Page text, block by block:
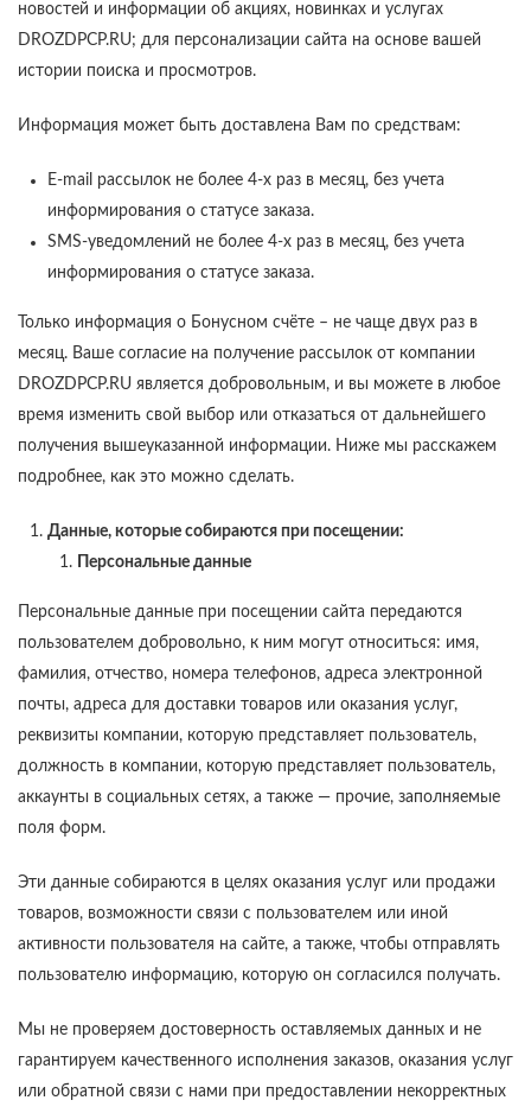
новостей и информации об акциях, новинках и услугах
DROZDPCP.RU; для персонализации сайта на основе вашей
истории поиска и просмотров.
Информация может быть доставлена Вам по средствам:
E-mail рассылок не более 4-х раз в месяц, без учета
информирования о статусе заказа.
SMS-уведомлений не более 4-х раз в месяц, без учета
информирования о статусе заказа.
Только информация о Бонусном счёте – не чаще двух раз в
месяц. Ваше согласие на получение рассылок от компании
DROZDPCP.RU является добровольным, и вы можете в любое
время изменить свой выбор или отказаться от дальнейшего
получения вышеуказанной информации. Ниже мы расскажем
подробнее, как это можно сделать.
Данные, которые собираются при посещении:
Персональные данные
Персональные данные при посещении сайта передаются
пользователем добровольно, к ним могут относиться: имя,
фамилия, отчество, номера телефонов, адреса электронной
почты, адреса для доставки товаров или оказания услуг,
реквизиты компании, которую представляет пользователь,
должность в компании, которую представляет пользователь,
аккаунты в социальных сетях, а также — прочие, заполняемые
поля форм.
Эти данные собираются в целях оказания услуг или продажи
товаров, возможности связи с пользователем или иной
активности пользователя на сайте, а также, чтобы отправлять
пользователю информацию, которую он согласился получать.
Мы не проверяем достоверность оставляемых данных и не
гарантируем качественного исполнения заказов, оказания услуг
или обратной связи с нами при предоставлении некорректных